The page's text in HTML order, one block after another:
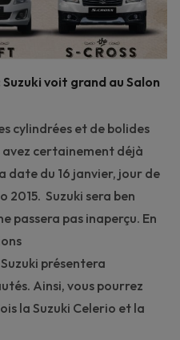
voit grand au Salon
cylindrées et de bolides
avez certainement déjà
date du 16 janvier, jour de
2015. Suzuki sera ben
passera pas inaperçu. En
présentera
Ainsi, vous pourrez
la Suzuki Celerio et la